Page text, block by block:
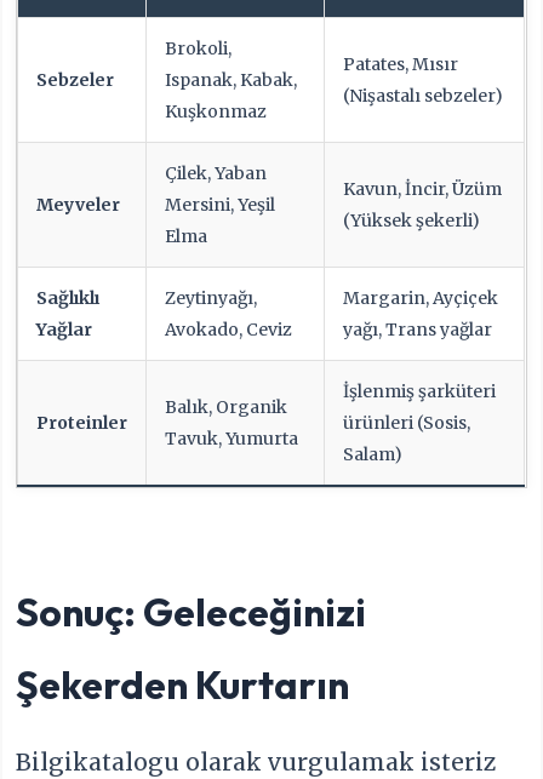
Sebzeler
Brokoli,
Ispanak, Kabak,
Kuşkonmaz
Patates, Mısır
(Nişastalı sebzeler)
Meyveler
Çilek, Yaban
Mersini, Yeşil
Elma
Kavun, İncir, Üzüm
(Yüksek şekerli)
Sağlıklı
Yağlar
Zeytinyağı,
Avokado, Ceviz
Margarin, Ayçiçek
yağı, Trans yağlar
Proteinler
Balık, Organik
Tavuk, Yumurta
İşlenmiş şarküteri
ürünleri (Sosis,
Salam)
Sonuç: Geleceğinizi
Şekerden Kurtarın
Bilgikatalogu olarak vurgulamak isteriz